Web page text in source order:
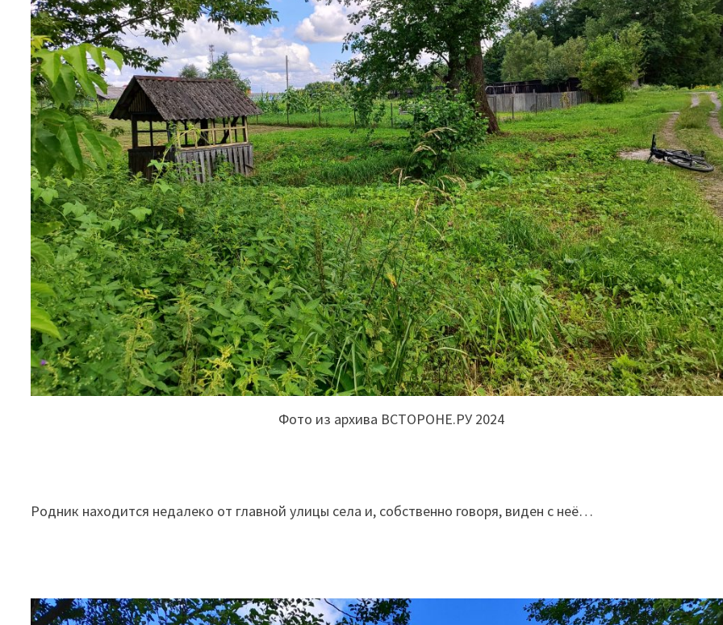
Фото из архива ВСТОРОНЕ.РУ 2024
Родник находится недалеко от главной улицы села и, собственно говоря, виден с неё…